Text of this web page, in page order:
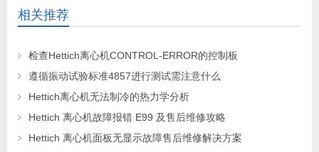
相关推荐
检查Hettich离心机CONTROL-ERROR的控制板
遵循振动试验标准4857进行测试需注意什么
Hettich离心机无法制冷的热力学分析
Hettich 离心机故障报错 E99 及售后维修攻略
Hettich 离心机面板无显示故障售后维修解决方案